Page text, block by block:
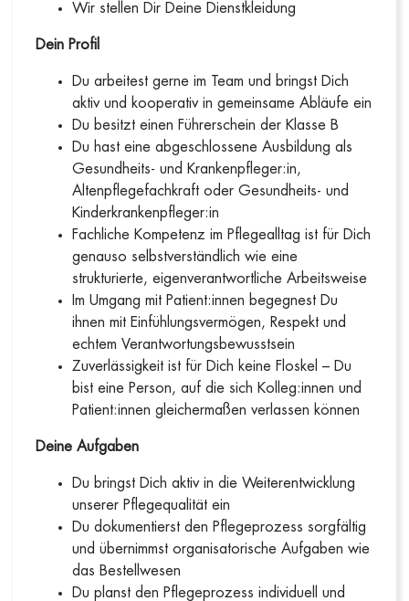
Wir stellen Dir Deine Dienstkleidung
Dein Profil
Du arbeitest gerne im Team und bringst Dich
aktiv und kooperativ in gemeinsame Abläufe ein
Du besitzt einen Führerschein der Klasse B
Du hast eine abgeschlossene Ausbildung als
Gesundheits- und Krankenpfleger:in,
Altenpflegefachkraft oder Gesundheits- und
Kinderkrankenpfleger:in
Fachliche Kompetenz im Pflegealltag ist für Dich
genauso selbstverständlich wie eine
strukturierte, eigenverantwortliche Arbeitsweise
Im Umgang mit Patient:innen begegnest Du
ihnen mit Einfühlungsvermögen, Respekt und
echtem Verantwortungsbewusstsein
Zuverlässigkeit ist für Dich keine Floskel – Du
bist eine Person, auf die sich Kolleg:innen und
Patient:innen gleichermaßen verlassen können
Deine Aufgaben
Du bringst Dich aktiv in die Weiterentwicklung
unserer Pflegequalität ein
Du dokumentierst den Pflegeprozess sorgfältig
und übernimmst organisatorische Aufgaben wie
das Bestellwesen
Du planst den Pflegeprozess individuell und